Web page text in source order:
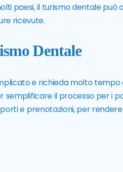
paesi, il turismo dentale può
ricevute.
Dentale
e richieda molto tempo
il processo per i
e prenotazioni, per